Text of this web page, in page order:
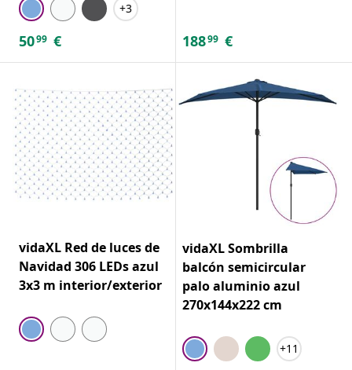
+3
5099 € 18899 €
vidaXL Red de luces de
Navidad 306 LEDs azul
3x3 m interior/exterior
vidaXL Sombrilla
balcón semicircular
palo aluminio azul
270x144x222 cm
+11